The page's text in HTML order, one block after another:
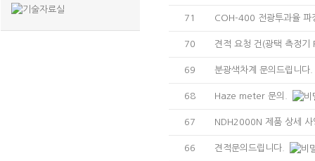
71 COH-400 전광투과율 파
70 견적 요청 건(광택 측정
69 분광색차계 문의드립니다.
68 Haze meter 문의.
67 NDH2000N 제품 상세
66 견적문의드립니다.